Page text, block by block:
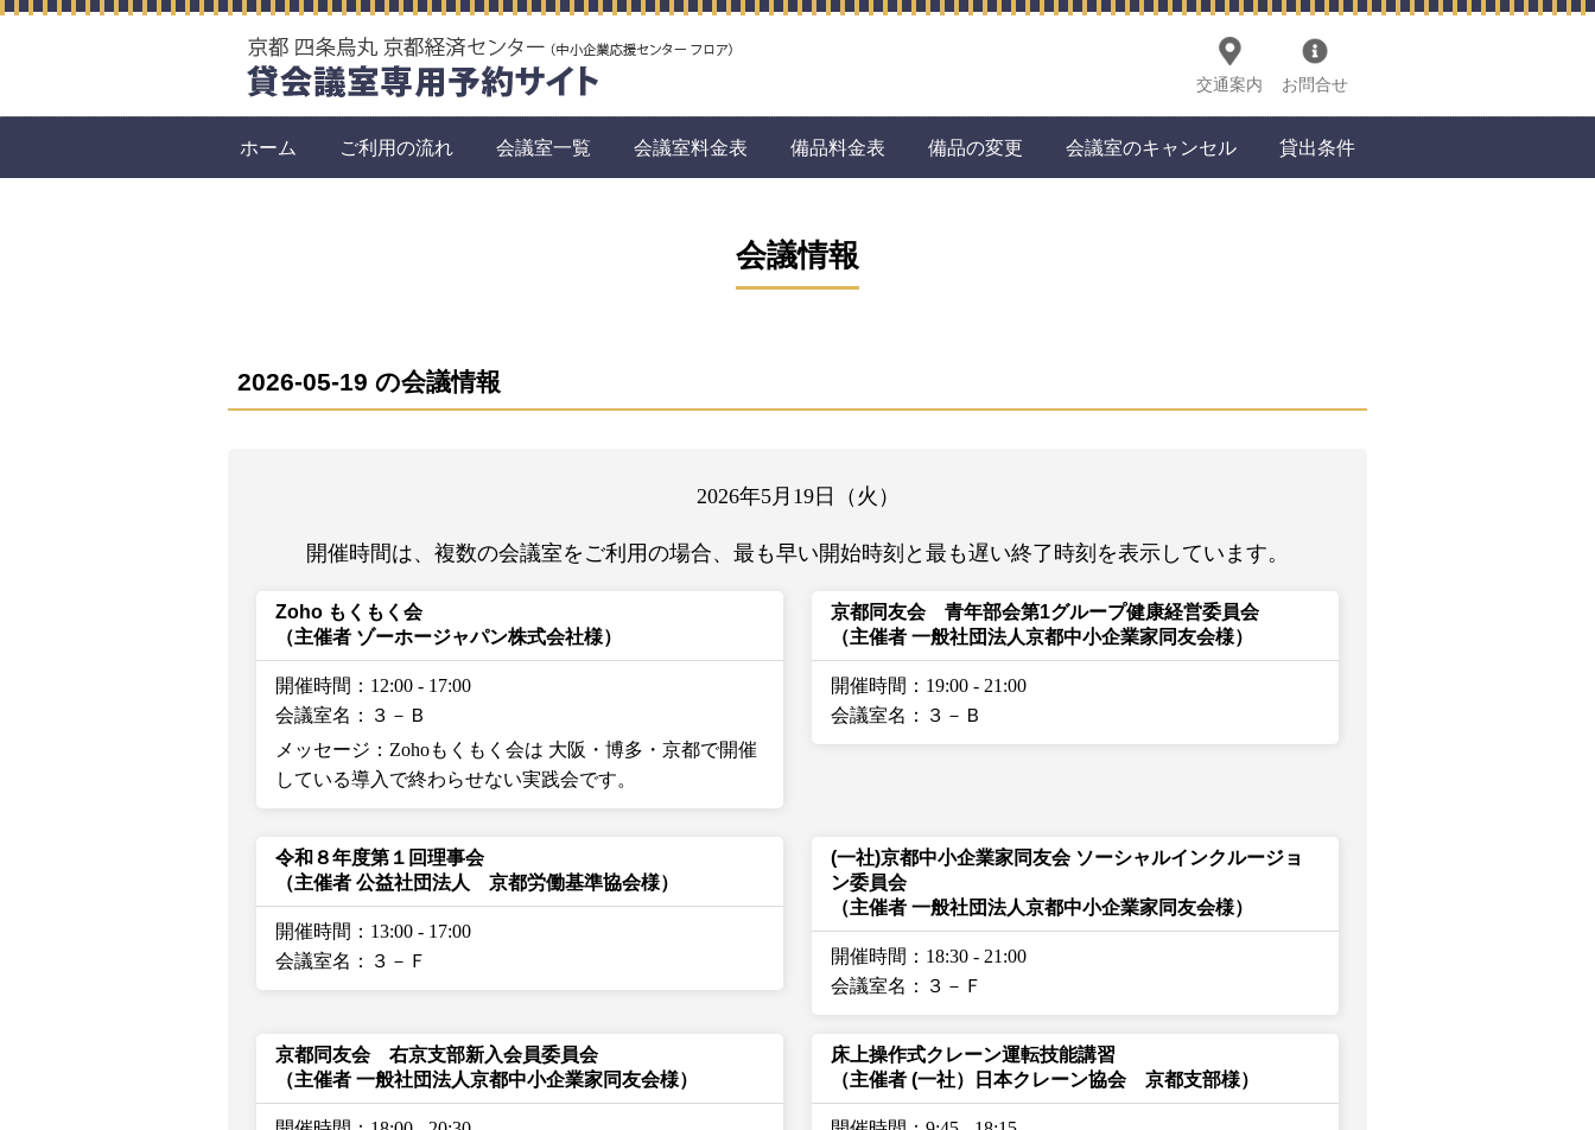
交通案内 お問合せ
ホーム ご利用の流れ 会議室一覧 会議室料金表 備品料金表 備品の変更 会議室のキャンセル 貸出条件
会議情報
2026-05-19 の会議情報
2026年5月19日（火）
開催時間は、複数の会議室をご利用の場合、最も早い開始時刻と最も遅い終了時刻を表示しています。
Zoho もくもく会
（主催者 ゾーホージャパン株式会社様）
開催時間：12:00 - 17:00
会議室名：３－Ｂ
メッセージ：Zohoもくもく会は 大阪・博多・京都で開催
している導入で終わらせない実践会です。
京都同友会 青年部会第1グループ健康経営委員会
（主催者 一般社団法人京都中小企業家同友会様）
開催時間：19:00 - 21:00
会議室名：３－Ｂ
令和８年度第１回理事会
（主催者 公益社団法人 京都労働基準協会様）
開催時間：13:00 - 17:00
会議室名：３－Ｆ
(一社)京都中小企業家同友会 ソーシャルインクルージョ
ン委員会
（主催者 一般社団法人京都中小企業家同友会様）
開催時間：18:30 - 21:00
会議室名：３－Ｆ
京都同友会 右京支部新入会員委員会
（主催者 一般社団法人京都中小企業家同友会様）
床上操作式クレーン運転技能講習
（主催者 (一社）日本クレーン協会 京都支部様）